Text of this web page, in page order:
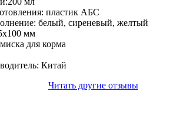
пластик АБС
белый, сиреневый, желтый
мм
для корма
Китай
Читать другие отзывы